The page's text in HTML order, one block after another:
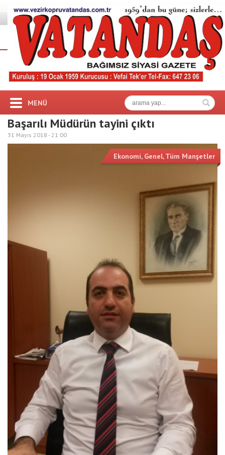
MENÜ
Başarılı Müdürün tayini çıktı
31 Mayıs 2018 -21:00
Ekonomi, Genel,Tüm Manşetler